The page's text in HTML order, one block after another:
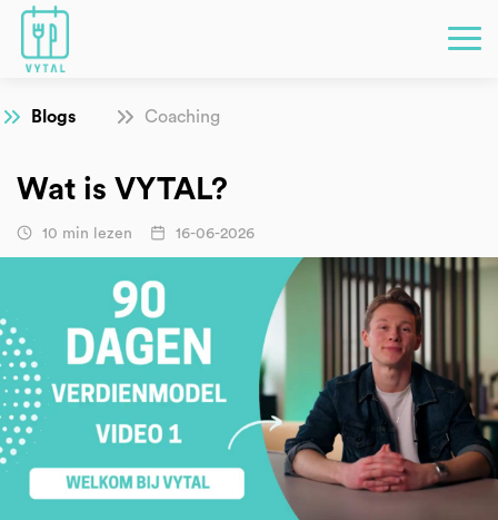
Blogs Coaching
Wat is VYTAL?
10 min lezen 16-06-2026